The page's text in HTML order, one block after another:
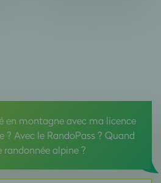
en montagne avec ma licence
? Avec le RandoPass ? Quand
alpine ?